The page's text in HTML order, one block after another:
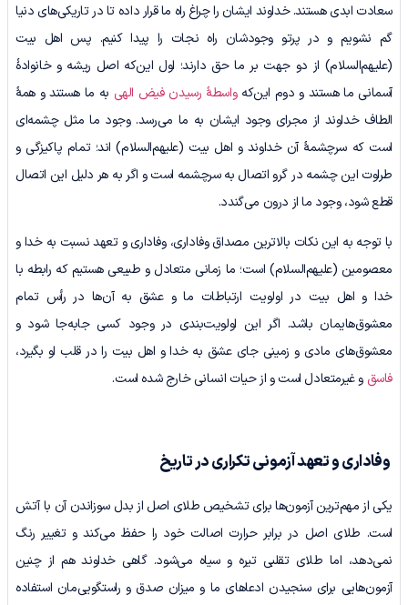
سعادت ابدی هستند. خداوند ایشان را چراغ راه ما قرار داده تا در تاریکی‌های دنیا
گم نشویم و در پرتو وجودشان راه نجات را پیدا کنیم. پس اهل بیت
(علیهم‌السلام) از دو جهت بر ما حق دارند؛ اول این‌که اصل ریشه و خانوادۀ
آسمانی ما هستند و دوم این‌کهواسطۀ رسیدن فیض الهی به ما هستند و همۀ
الطاف خداوند از مجرای وجود ایشان به ما می‌رسد. وجود ما مثل چشمه‌ای
است که سرچشمۀ آن خداوند و اهل بیت (علیهم‌السلام) اند؛ تمام پاکیزگی و
طراوت این چشمه در گرو اتصال به سرچشمه است و اگر به هر دلیل این اتصال
قطع شود، وجود ما از درون می‌گندد.
با توجه به این نکات بالاترین مصداق وفاداری، وفاداری و تعهد نسبت به خدا و
معصومین (علیهم‌السلام) است؛ ما زمانی متعادل و طبیعی هستیم که رابطه با
خدا و اهل بیت در اولویت ارتباطات ما و عشق به آن‌ها در رأس تمام
معشوق‌هایمان باشد. اگر این اولویت‌بندی در وجود کسی جابه‌جا شود و
معشوق‌های مادی و زمینی جای عشق به خدا و اهل بیت را در قلب او بگیرد،
فاسق و غیرمتعادل است و از حیات انسانی خارج شده است.
وفاداری و تعهد آزمونی تکراری در تاریخ
یکی از مهم‌ترین آزمون‌ها برای تشخیص طلای اصل از بدل سوزاندن آن با آتش
است. طلای اصل در برابر حرارت اصالت خود را حفظ می‌کند و تغییر رنگ
نمی‌دهد، اما طلای تقلبی تیره و سیاه می‌شود. گاهی خداوند هم از چنین
آزمون‌هایی برای سنجیدن ادعاهای ما و میزان صدق‌ و راستگویی‌مان استفاده